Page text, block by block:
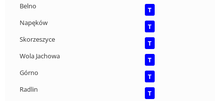
Belno
T
Napęków
T
Skorzeszyce
T
Wola Jachowa
T
Górno
T
Radlin
T